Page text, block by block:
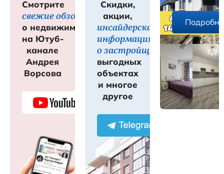
Смотрите
свежие обзоры
о недвижимости
на Ютуб-
канале
Андрея
Ворсова
Скидки,
акции,
инсайдерская
информация
о застройщиках
выгодных
объектах
и многое
другое